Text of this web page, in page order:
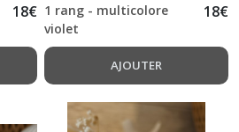
18€ 1 rang - multicolore
violet
18€
AJOUTER